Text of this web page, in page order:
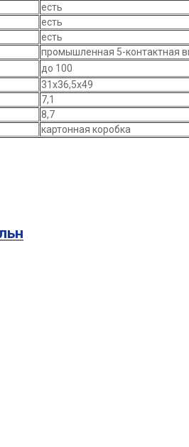
есть
есть
есть
промышленная 5-контактная
до 100
31х36,5х49
7,1
8,7
картонная коробка